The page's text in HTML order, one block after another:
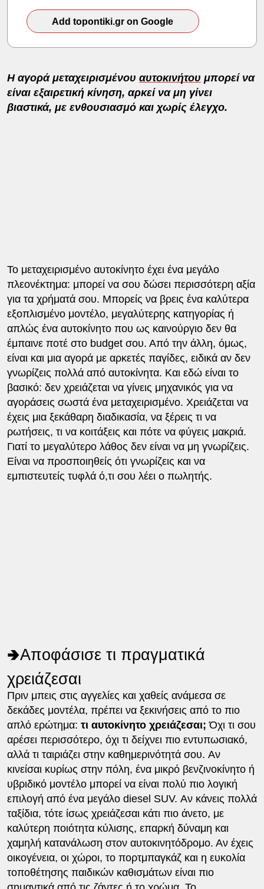
Add topontiki.gr on Google
Η αγορά μεταχειρισμένου αυτοκινήτου μπορεί να
είναι εξαιρετική κίνηση, αρκεί να μη γίνει
βιαστικά, με ενθουσιασμό και χωρίς έλεγχο.
Το μεταχειρισμένο αυτοκίνητο έχει ένα μεγάλο
πλεονέκτημα: μπορεί να σου δώσει περισσότερη αξία
για τα χρήματά σου. Μπορείς να βρεις ένα καλύτερα
εξοπλισμένο μοντέλο, μεγαλύτερης κατηγορίας ή
απλώς ένα αυτοκίνητο που ως καινούργιο δεν θα
έμπαινε ποτέ στο budget σου. Από την άλλη, όμως,
είναι και μια αγορά με αρκετές παγίδες, ειδικά αν δεν
γνωρίζεις πολλά από αυτοκίνητα. Και εδώ είναι το
βασικό: δεν χρειάζεται να γίνεις μηχανικός για να
αγοράσεις σωστά ένα μεταχειρισμένο. Χρειάζεται να
έχεις μια ξεκάθαρη διαδικασία, να ξέρεις τι να
ρωτήσεις, τι να κοιτάξεις και πότε να φύγεις μακριά.
Γιατί το μεγαλύτερο λάθος δεν είναι να μη γνωρίζεις.
Είναι να προσποιηθείς ότι γνωρίζεις και να
εμπιστευτείς τυφλά ό,τι σου λέει ο πωλητής.
🢂Αποφάσισε τι πραγματικά
χρειάζεσαι
Πριν μπεις στις αγγελίες και χαθείς ανάμεσα σε
δεκάδες μοντέλα, πρέπει να ξεκινήσεις από το πιο
απλό ερώτημα: τι αυτοκίνητο χρειάζεσαι; Όχι τι σου
αρέσει περισσότερο, όχι τι δείχνει πιο εντυπωσιακό,
αλλά τι ταιριάζει στην καθημερινότητά σου. Αν
κινείσαι κυρίως στην πόλη, ένα μικρό βενζινοκίνητο ή
υβριδικό μοντέλο μπορεί να είναι πολύ πιο λογική
επιλογή από ένα μεγάλο diesel SUV. Αν κάνεις πολλά
ταξίδια, τότε ίσως χρειάζεσαι κάτι πιο άνετο, με
καλύτερη ποιότητα κύλισης, επαρκή δύναμη και
χαμηλή κατανάλωση στον αυτοκινητόδρομο. Αν έχεις
οικογένεια, οι χώροι, το πορτμπαγκάζ και η ευκολία
τοποθέτησης παιδικών καθισμάτων είναι πιο